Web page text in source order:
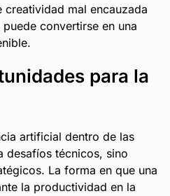
creatividad mal encauzada
convertirse en una
para la
artificial dentro de las
desafíos técnicos, sino
La forma en que una
la productividad en la